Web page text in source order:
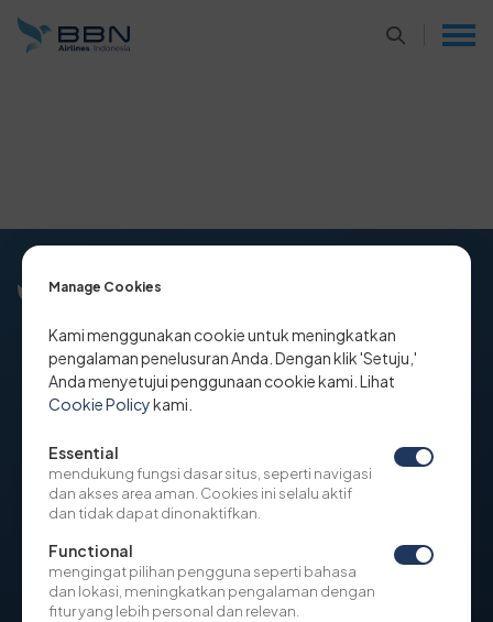
Manage Cookies
Kami menggunakan cookie untuk meningkatkan
pengalaman penelusuran Anda. Dengan klik 'Setuju,'
Anda menyetujui penggunaan cookie kami. Lihat
Cookie Policykami.
Essential
mendukung fungsi dasar situs, seperti navigasi
dan akses area aman. Cookies ini selalu aktif
dan tidak dapat dinonaktifkan.
Functional
mengingat pilihan pengguna seperti bahasa
dan lokasi, meningkatkan pengalaman dengan
fitur yang lebih personal dan relevan.
PERUSAHAAN BERITA
WHISTLEBLOWING
ANTI CORRUPTION AND ANTI
BRIBERY POLICY